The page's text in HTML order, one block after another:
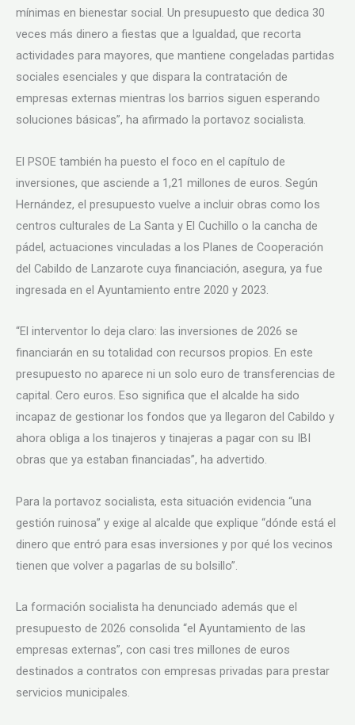
mínimas en bienestar social. Un presupuesto que dedica 30
veces más dinero a fiestas que a Igualdad, que recorta
actividades para mayores, que mantiene congeladas partidas
sociales esenciales y que dispara la contratación de
empresas externas mientras los barrios siguen esperando
soluciones básicas”, ha afirmado la portavoz socialista.
El PSOE también ha puesto el foco en el capítulo de
inversiones, que asciende a 1,21 millones de euros. Según
Hernández, el presupuesto vuelve a incluir obras como los
centros culturales de La Santa y El Cuchillo o la cancha de
pádel, actuaciones vinculadas a los Planes de Cooperación
del Cabildo de Lanzarote cuya financiación, asegura, ya fue
ingresada en el Ayuntamiento entre 2020 y 2023.
“El interventor lo deja claro: las inversiones de 2026 se
financiarán en su totalidad con recursos propios. En este
presupuesto no aparece ni un solo euro de transferencias de
capital. Cero euros. Eso significa que el alcalde ha sido
incapaz de gestionar los fondos que ya llegaron del Cabildo y
ahora obliga a los tinajeros y tinajeras a pagar con su IBI
obras que ya estaban financiadas”, ha advertido.
Para la portavoz socialista, esta situación evidencia “una
gestión ruinosa” y exige al alcalde que explique “dónde está el
dinero que entró para esas inversiones y por qué los vecinos
tienen que volver a pagarlas de su bolsillo”.
La formación socialista ha denunciado además que el
presupuesto de 2026 consolida “el Ayuntamiento de las
empresas externas”, con casi tres millones de euros
destinados a contratos con empresas privadas para prestar
servicios municipales.